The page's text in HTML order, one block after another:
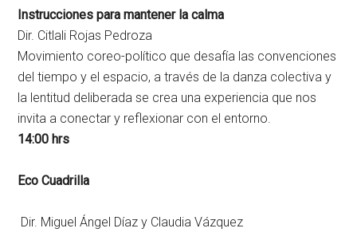
Instrucciones para mantener la calma
Dir. Citlali Rojas Pedroza
Movimiento coreo-político que desafía las convenciones
del tiempo y el espacio, a través de la danza colectiva y
la lentitud deliberada se crea una experiencia que nos
invita a conectar y reflexionar con el entorno.
14:00 hrs
Eco Cuadrilla
Dir. Miguel Ángel Díaz y Claudia Vázquez